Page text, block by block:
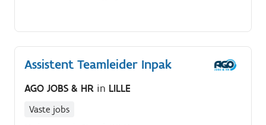
Assistent Teamleider Inpak
AGO JOBS & HR in LILLE
Vaste jobs